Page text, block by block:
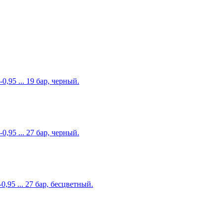
... 19 бар, черный.
... 27 бар, черный.
... 27 бар, бесцветный.